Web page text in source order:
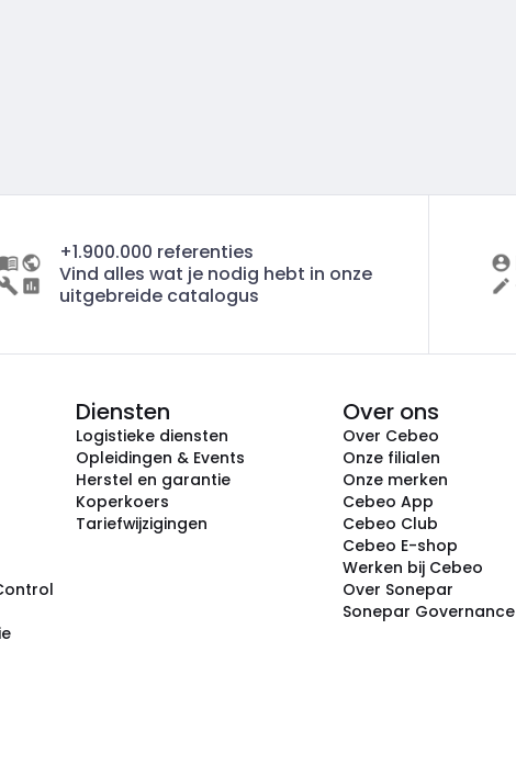
+1.900.000 referenties
Vind alles wat je nodig hebt in onze
uitgebreide catalogus
Diensten
Logistieke diensten
Opleidingen & Events
Herstel en garantie
Koperkoers
Tariefwijzigingen
Over ons
Over Cebeo
Onze filialen
Onze merken
Cebeo App
Cebeo Club
Cebeo E-shop
Werken bij Cebeo
Over Sonepar
Sonepar Governance